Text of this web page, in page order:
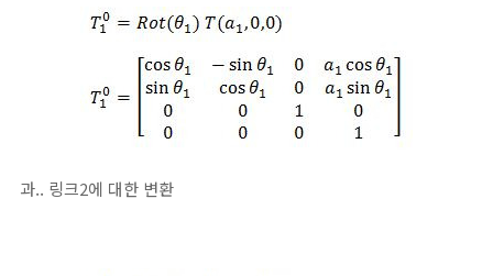
과.. 링크2에 대한 변환